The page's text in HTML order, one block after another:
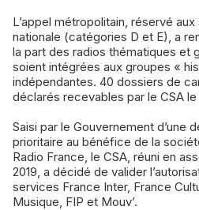
L’appel métropolitain, réservé
nationale (catégories D et E), a
la part des radios thématiques et
soient intégrées aux groupes «
indépendantes. 40 dossiers de
déclarés recevables par le CSA le
Saisi par le Gouvernement d’une
prioritaire au bénéfice de la
Radio France, le CSA, réuni en
2019, a décidé de valider
services France Inter, France
Musique, FIP et Mouv’.